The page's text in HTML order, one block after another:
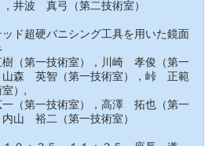
，井波 真弓（第二技術室）
ッド超硬バニシング工具を用いた鏡面
（第一技術室），川崎 孝俊（第一
山森 英智（第一技術室），峠 正範
室）,
（第一技術室），高澤 拓也（第一
山 裕二（第一技術室）